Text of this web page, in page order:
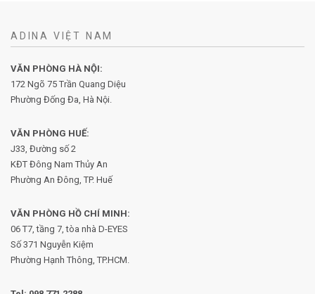
ADINA VIỆT NAM
VĂN PHÒNG HÀ NỘI:
172 Ngõ 75 Trần Quang Diệu
Phường Đống Đa, Hà Nội.
VĂN PHÒNG HUẾ:
J33, Đường số 2
KĐT Đông Nam Thủy An
Phường An Đông, TP. Huế
VĂN PHÒNG HỒ CHÍ MINH:
06 T7, tầng 7, tòa nhà D-EYES
Số 371 Nguyễn Kiệm
Phường Hạnh Thông, TP.HCM.